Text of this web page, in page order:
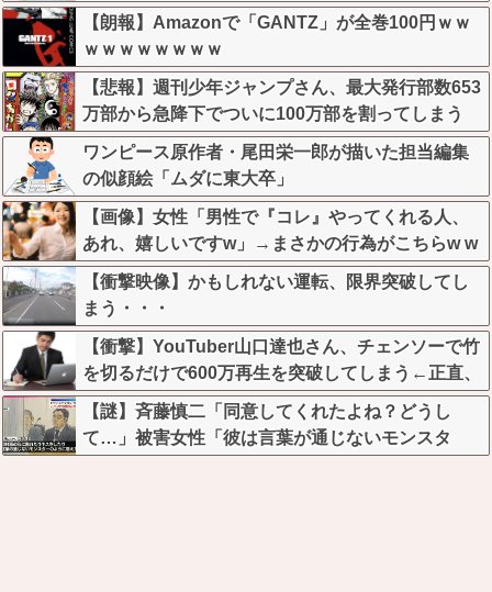
【朗報】Amazonで「GANTZ」が全巻100円ｗｗ
ｗｗｗｗｗｗｗｗ
【悲報】週刊少年ジャンプさん、最大発行部数653
万部から急降下でついに100万部を割ってしまう
ワンピース原作者・尾田栄一郎が描いた担当編集
の似顔絵「ムダに東大卒」
【画像】女性「男性で『コレ』やってくれる人、
あれ、嬉しいですw」→まさかの行為がこちらw w
w w w w w w w
【衝撃映像】かもしれない運転、限界突破してし
まう・・・
【衝撃】YouTuber山口達也さん、チェンソーで竹
を切るだけで600万再生を突破してしまう←正直、
こう言うのでいいんだよなw w w w w w w w
【謎】斉藤慎二「同意してくれたよね？どうし
て…」被害女性「彼は言葉が通じないモンスタ